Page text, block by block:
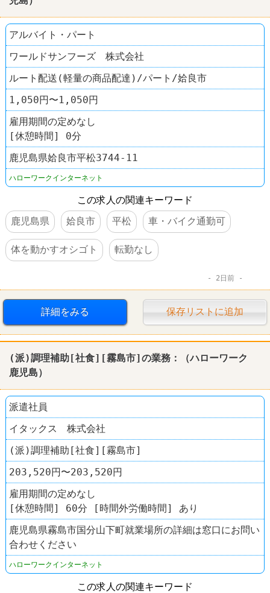
アルバイト・パート
ワールドサンフーズ 株式会社
ルート配送(軽量の商品配達)/パート/姶良市
1,050円〜1,050円
雇用期間の定めなし
[休憩時間] 0分
鹿児島県姶良市平松3744-11
ハローワークインターネット
この求人の関連キーワード
鹿児島県
姶良市 平松 車・バイク通勤可
体を動かすオシゴト 転勤なし
2日前
詳細をみる 保存リストに追加
(派)調理補助[社食][霧島市]の業務：（ハローワーク
鹿児島）
派遣社員
イタックス 株式会社
(派)調理補助[社食][霧島市]
203,520円〜203,520円
雇用期間の定めなし
[休憩時間] 60分 [時間外労働時間] あり
鹿児島県霧島市国分山下町就業場所の詳細は窓口にお問い
合わせください
ハローワークインターネット
この求人の関連キーワード